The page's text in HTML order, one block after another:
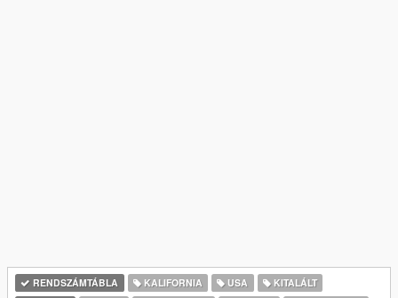
RENDSZÁMTÁBLA KALIFORNIA USA
KITALÁLT